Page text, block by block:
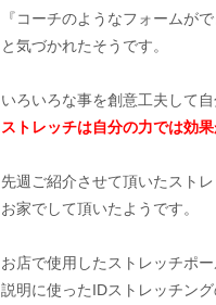
『コーチのようなフォームが
と気づかれたそうです。
いろいろな事を創意工夫して
ストレッチは自分の力では効
先週ご紹介させて頂いたスト
お家でして頂いたようです。
お店で使用したストレッチポー
説明に使ったIDストレッチン